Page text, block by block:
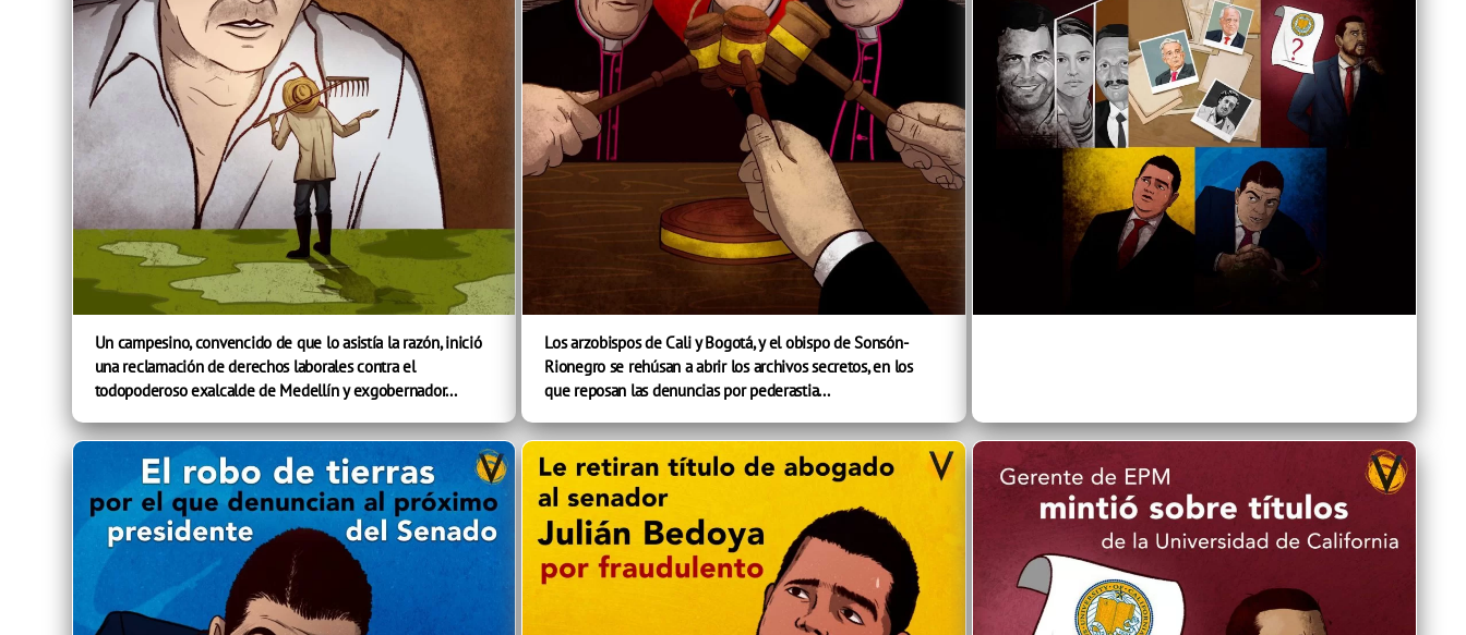
Un campesino, convencido de que lo asistía la razón, inició
una reclamación de derechos laborales contra el
todopoderoso exalcalde de Medellín y exgobernador...
Los arzobispos de Cali y Bogotá, y el obispo de Sonsón-
Rionegro se rehúsan a abrir los archivos secretos, en los
que reposan las denuncias por pederastia...